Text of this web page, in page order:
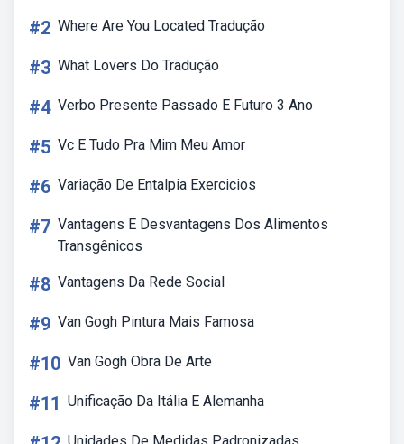
#2 Where Are You Located Tradução
#3 What Lovers Do Tradução
#4 Verbo Presente Passado E Futuro 3 Ano
#5 Vc E Tudo Pra Mim Meu Amor
#6 Variação De Entalpia Exercicios
#7 Vantagens E Desvantagens Dos Alimentos
Transgênicos
#8 Vantagens Da Rede Social
#9 Van Gogh Pintura Mais Famosa
#10 Van Gogh Obra De Arte
#11 Unificação Da Itália E Alemanha